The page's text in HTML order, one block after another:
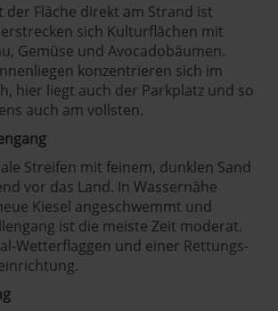
der Fläche direkt am Strand ist
sich Kulturflächen mit
Gemüse und Avocadobäumen.
konzentrieren sich im
hier liegt auch der Parkplatz und so
auch am vollsten.
Streifen mit feinem, dunklen Sand
vor das Land. In Wassernähe
Kiesel angeschwemmt und
ist die meiste Zeit moderat.
Wetterflaggen und einer Rettungs-